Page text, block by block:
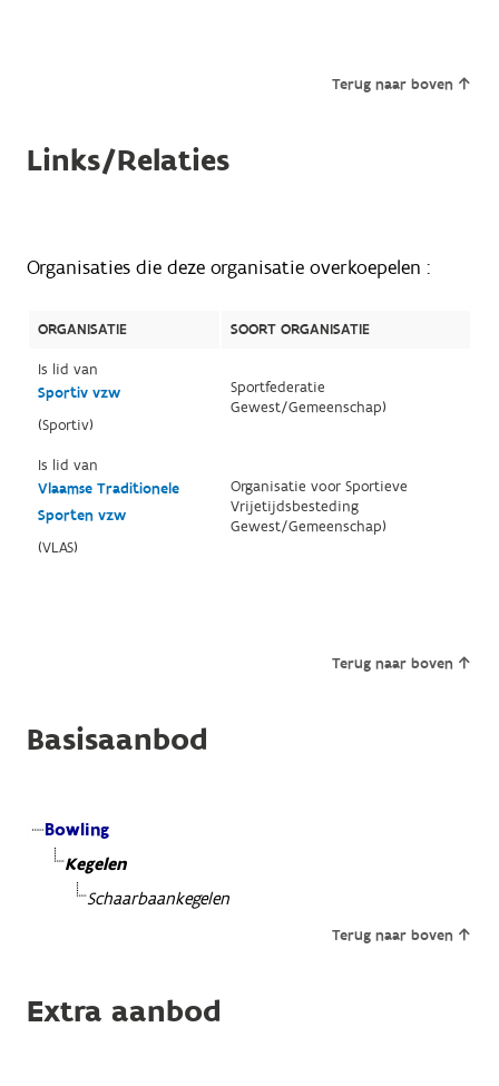
Terug naar boven
Links/Relaties
Organisaties die deze organisatie overkoepelen :
ORGANISATIE
SOORT ORGANISATIE
Is lid van
Sportiv vzw
(Sportiv)
Sportfederatie
Gewest/Gemeenschap)
Is lid van
Vlaamse Traditionele
Sporten vzw
(VLAS)
Organisatie voor Sportieve
Vrijetijdsbesteding
Gewest/Gemeenschap)
Terug naar boven
Basisaanbod
Bowling
Kegelen
Schaarbaankegelen
Terug naar boven
Extra aanbod